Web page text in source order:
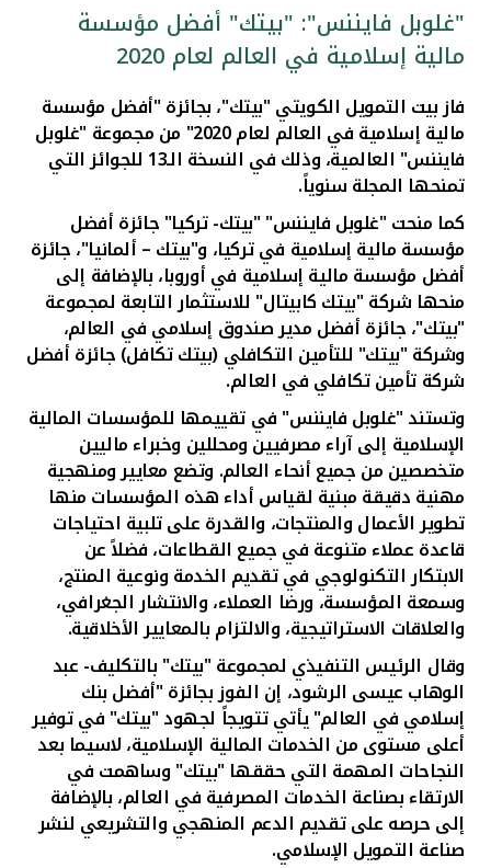
مواقع الفروع وأجهزة الصرف الآلي
ألمانيا
ماليزيا
تركيا
مصر
المملكة المتحدة
مملكة البحرين
"غلوبل فايننس": "بيتك" أفضل مؤسسة
مالية إسلامية في العالم لعام 2020
فاز بيت التمويل الكويتي "بيتك"، بجائزة "أفضل مؤسسة
مالية إسلامية في العالم لعام 2020" من مجموعة "غلوبل
فايننس" العالمية، وذلك في النسخة الـ13 للجوائز التي
تمنحها المجلة سنوياً.
كما منحت "غلوبل فايننس""بيتك- تركيا" جائزة أفضل
مؤسسة مالية إسلامية في تركيا، و"بيتك – ألمانيا"، جائزة
أفضل مؤسسة مالية إسلامية في أوروبا،بالإضافة إلى
منحها شركة "بيتك كابيتال" للاستثمار التابعة لمجموعة
"بيتك"، جائزة أفضل مدير صندوق إسلامي في العالم،
وشركة "بيتك" للتأمين التكافلي (بيتكتكافل) جائزة أفضل
شركة تأمين تكافلي في العالم.
وتستند "غلوبل فايننس" في تقييمها للمؤسسات المالية
الإسلامية إلىآراءمصرفيين ومحللين وخبراء ماليين
متخصصين من جميع أنحاء العالم. وتضع معايير ومنهجية
مهنية دقيقة مبنية لقياس أداء هذه المؤسسات منها
تطوير الأعمال والمنتجات، والقدرة على تلبية احتياجات
قاعدة عملاء متنوعة في جميع القطاعات، فضلاً عن
الابتكار التكنولوجي في تقديم الخدمة ونوعية المنتج،
وسمعة المؤسسة، ورضا العملاء، والانتشار الجغرافي،
والعلاقات الاستراتيجية، والالتزام بالمعايير الأخلاقية.
وقال الرئيس التنفيذي لمجموعة "بيتك" بالتكليف- عبد
الوهاب عيسى الرشود، إن الفوز بجائزة "أفضل بنك
إسلامي في العالم" يأتي تتويجاً لجهود "بيتك" في توفير
أعلى مستوى من الخدمات المالية الإسلامية، لاسيما بعد
النجاحات المهمة التي حققها "بيتك" وساهمت في
الارتقاء بصناعة الخدمات المصرفية في العالم، بالإضافة
إلى حرصه على تقديم الدعم المنهجي والتشريعي لنشر
صناعة التمويل الإسلامي.